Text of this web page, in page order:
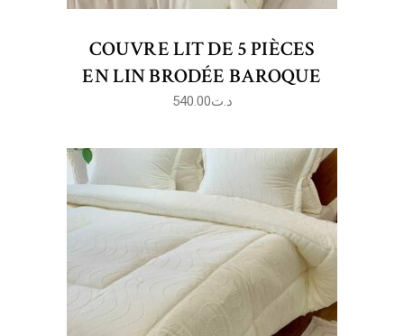
COUVRE LIT DE 5 PIÈCES
EN LIN BRODÉE BAROQUE
د.ت540.00